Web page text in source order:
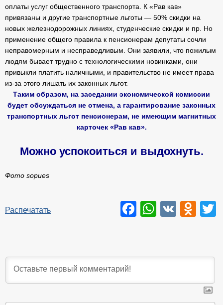
оплаты услуг общественного транспорта. К «Рав кав»
привязаны и другие транспортные льготы — 50% скидки на
новых железнодорожных линиях, студенческие скидки и пр. Но
применение общего правила к пенсионерам депутаты сочли
неправомерным и несправедливым. Они заявили, что пожилым
людям бывает трудно с технологическими новинками, они
привыкли платить наличными, и правительство не имеет права
из-за этого лишать их законных льгот.
Таким образом, на заседании экономической комиссии
будет обсуждаться не отмена, а гарантирование законных
транспортных льгот пенсионерам, не имеющим магнитных
карточек «Рав кав».
Можно успокоиться и выдохнуть.
Фото sopues
Распечатать Facebook
VK